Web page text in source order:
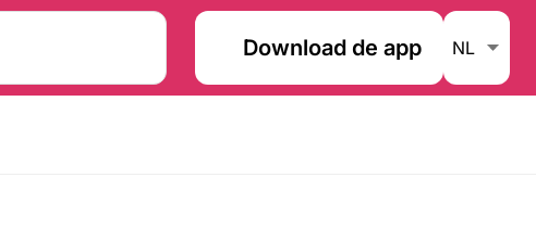
Download de app